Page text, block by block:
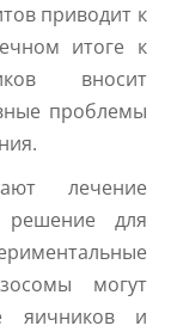
приводит к
итоге к
вносит
проблемы
лечение
решение для
могут
яичников и